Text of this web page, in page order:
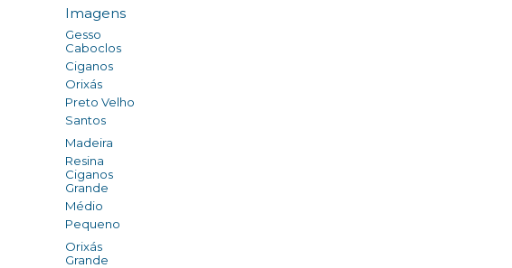
Imagens
Gesso
Caboclos
Ciganos
Orixás
Preto Velho
Santos
Madeira
Resina
Ciganos
Grande
Médio
Pequeno
Orixás
Grande